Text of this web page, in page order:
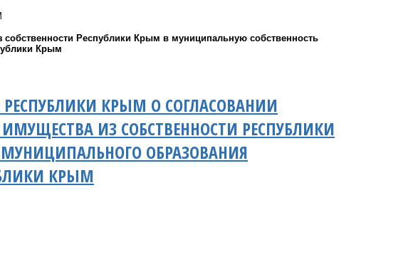
Республики Крым в муниципальную собственность
Крым
РЕСПУБЛИКИ КРЫМ О СОГЛАСОВАНИИ
ИЗ СОБСТВЕННОСТИ РЕСПУБЛИКИ
ОБРАЗОВАНИЯ
КРЫМ